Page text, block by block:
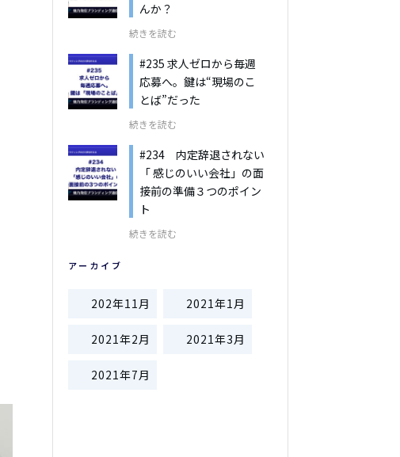
んか？
続きを読む
#235 求人ゼロから毎週
応募へ。鍵は“現場のこ
とば”だった
続きを読む
#234 内定辞退されない
「 感じのいい会社」の面
接前の準備３つのポイン
ト
続きを読む
アーカイブ
202年11月 2021年1月
2021年2月 2021年3月
2021年7月